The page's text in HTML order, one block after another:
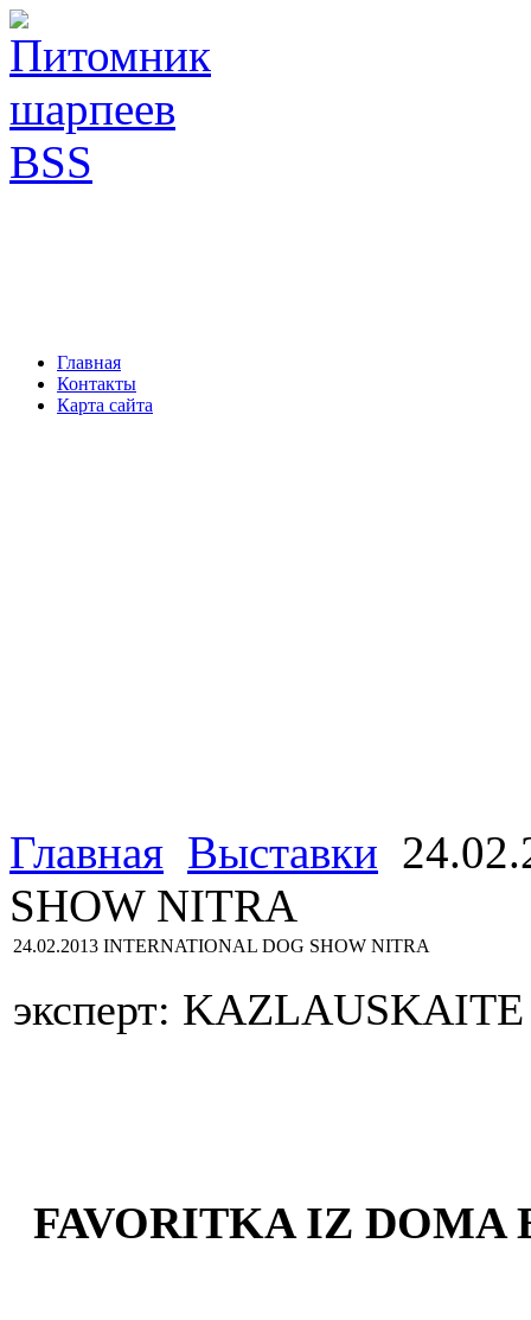
Главная
Контакты
Карта сайта
Главная Выставки
SHOW NITRA
24.02.2013 INTERNATIONAL DOG SHOW NITRA
эксперт:
FAVORITKA IZ DOMA